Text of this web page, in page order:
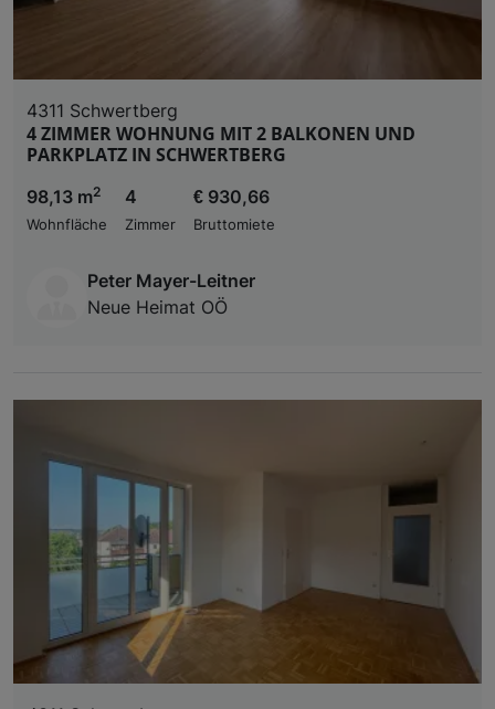
4311 Schwertberg
4 ZIMMER WOHNUNG MIT 2 BALKONEN UND
PARKPLATZ IN SCHWERTBERG
98,13 m2
Wohnfläche
4
Zimmer
€ 930,66
Bruttomiete
Peter Mayer-Leitner
Neue Heimat OÖ